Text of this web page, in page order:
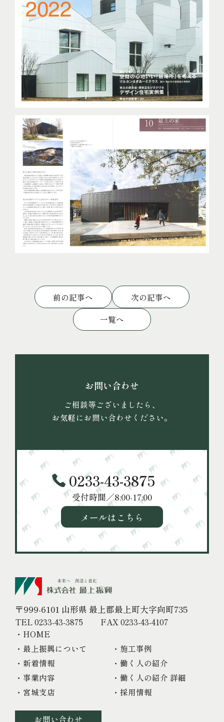
一覧へ
投
稿
ー
前の記事へ 次の記事へ
お問い合わせ
ご相談等ございましたら、
お気軽にお問い合わせください。
0233-43-3875
受付時間／8:00-17:00
メールはこちら
〒999-6101 山形県 最上郡最上町大字向町735
TEL 0233-43-3875
FAX 0233-43-4107
・HOME
・最上振興について
・新着情報
・事業内容
・宮城支店
・施工事例
・働く人の紹介
・働く人の紹介 詳細
・採用情報
お問い合わせ